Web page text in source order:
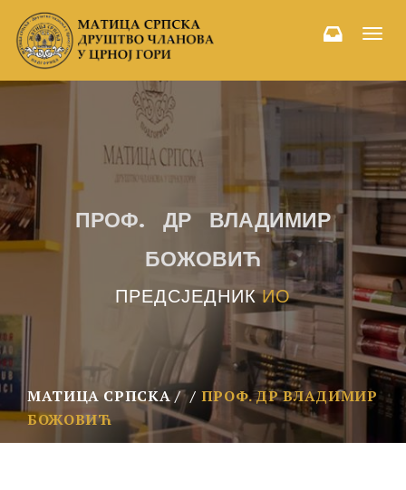
ПРОФ. ДР ВЛАДИМИР
БОЖОВИЋ
ПРЕДСЈЕДНИКИО
МАТИЦА СРПСКА
ПРОФ. ДР ВЛАДИМИР
БОЖОВИЋ